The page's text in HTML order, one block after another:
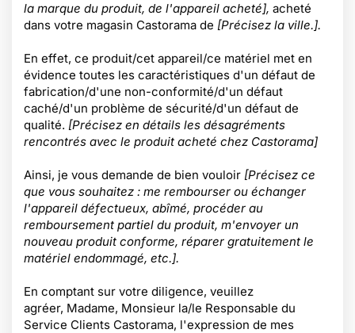
la marque du produit, de l'appareil acheté], acheté
dans votre magasin Castorama de [Précisez la ville.].
En effet, ce produit/cet appareil/ce matériel met en
évidence toutes les caractéristiques d'un défaut de
fabrication/d'une non-conformité/d'un défaut
caché/d'un problème de sécurité/d'un défaut de
qualité. [Précisez en détails les désagréments
rencontrés avec le produit acheté chez Castorama]
Ainsi, je vous demande de bien vouloir [Précisez ce
que vous souhaitez : me rembourser ou échanger
l'appareil défectueux, abîmé, procéder au
remboursement partiel du produit, m'envoyer un
nouveau produit conforme, réparer gratuitement le
matériel endommagé, etc.].
En comptant sur votre diligence, veuillez
agréer, Madame, Monsieur la/le Responsable du
Service Clients Castorama, l'expression de mes